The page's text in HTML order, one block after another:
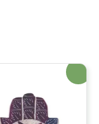
¡Oferta!